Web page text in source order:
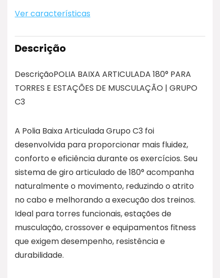
Ver características
Descrição
DescriçãoPOLIA BAIXA ARTICULADA 180° PARA
TORRES E ESTAÇÕES DE MUSCULAÇÃO | GRUPO
C3
A Polia Baixa Articulada Grupo C3 foi
desenvolvida para proporcionar mais fluidez,
conforto e eficiência durante os exercícios. Seu
sistema de giro articulado de 180° acompanha
naturalmente o movimento, reduzindo o atrito
no cabo e melhorando a execução dos treinos.
Ideal para torres funcionais, estações de
musculação, crossover e equipamentos fitness
que exigem desempenho, resistência e
durabilidade.